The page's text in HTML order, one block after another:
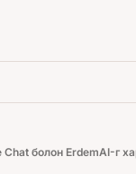
болон ErdemAI-г